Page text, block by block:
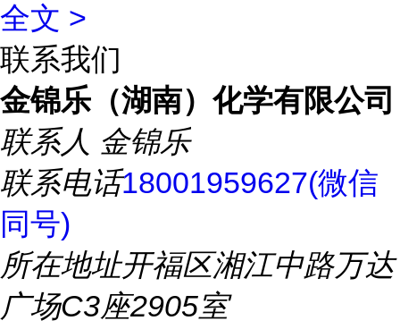
全文 >
联系我们
金锦乐（湖南）化学有限公司
联系人 金锦乐
联系电话18001959627(微信
同号)
所在地址开福区湘江中路万达
广场C3座2905室